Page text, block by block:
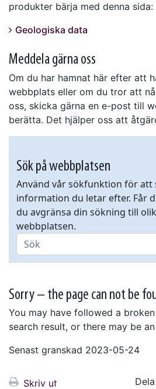
produkter bärja med denna sida:
Geologiska data
Meddela gärna oss
Om du har hamnat här efter att
webbplats eller om du tror att
oss, skicka gärna en e-post till
berätta. Det hjälper oss att
Sök på webbplatsen
Använd vår sökfunktion för att
information du letar efter. Får
du avgränsa din sökning till
webbplatsen.
Sorry – the page can not be
You may have followed a
search result, or there may be
Senast granskad 2023-05-24
Skriv ut